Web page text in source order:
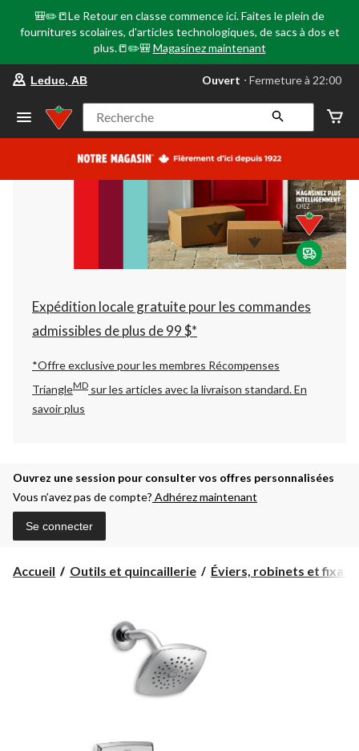
🎒✏️📒Le Retour en classe commence ici. Faites le plein de
fournitures scolaires, d'articles technologiques, de sacs à dos et
plus.📒✏️🎒 Magasinez maintenant
votre
préféré
Leduc,
AB,
courament
Fermeture
à
22:00
cliquer
pour
changer
Leduc, AB Ouvert ⋅ Fermeture à 22:00
Recherche
Expédition locale gratuite pour les commandes
admissibles de plus de 99 $*
*Offre exclusive pour les membres Récompenses
TriangleMD sur les articles avec la livraison standard.En
savoir plus
Ouvrez une session pour consulter vos offres personnalisées
Vous n’avez pas de compte? Adhérez maintenant
Se connecter
Accueil Outils et quincaillerie Éviers, robinets et